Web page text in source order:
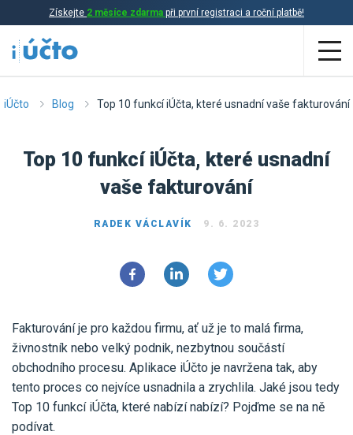
Získejte 2 měsíce zdarma při první registraci a roční platbě!
Aplikace
Daňová evidence
Online účetnictví
Online fakturace
Propojení s bankou
Účetní a manažerské reporty
Ceník
Účetní služby
Pro uživatele iÚčto
Poptávka účetních služeb
Pro koho je určené
Pro firmy
iÚčto Blog Top 10 funkcí iÚčta, které usnadní vaše fakturování
Top 10 funkcí iÚčta, které usnadní
vaše fakturování
RADEK VÁCLAVÍK 9. 6. 2023
Fakturování je pro každou firmu, ať už je to malá firma,
živnostník nebo velký podnik, nezbytnou součástí
obchodního procesu. Aplikace iÚčto je navržena tak, aby
tento proces co nejvíce usnadnila a zrychlila. Jaké jsou tedy
Top 10 funkcí iÚčta, které nabízí nabízí? Pojďme se na ně
podívat.